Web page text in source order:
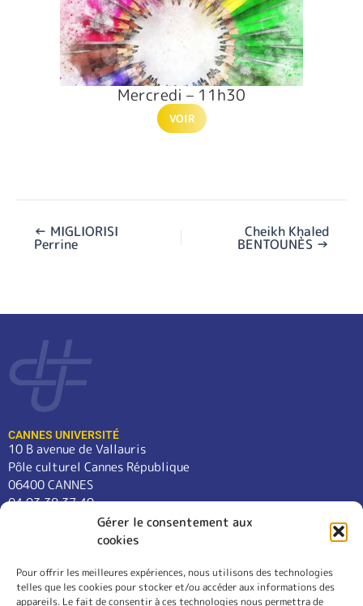
Gérer le consentement aux
cookies
Pour offrir les meilleures expériences, nous utilisons des technologies
telles que les cookies pour stocker et/ou accéder aux informations des
appareils. Le fait de consentir à ces technologies nous permettra de
Mercredi – 11h30
VOIR
← MIGLIORISI
Perrine
Cheikh Khaled
BENTOUNÈS →
CANNES UNIVERSITÉ
10 B avenue de Vallauris
Pôle culturel Cannes République
06400 CANNES
04 93 38 37 49
contact@cannes-universite.fr
COURS
LANGUES